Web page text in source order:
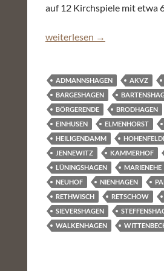
auf 12 Kirchspiele mit etwa
Doberaner Volkszählung
weiterlesen →
ADMANNSHAGEN AKVZ
BARGESHAGEN
BÖRGERENDE
BRODHAGEN
EINHUSEN
ELMENHORST
HEILIGENDAMM
JENNEWITZ
KAMMERHOF
LÜNINGSHAGEN
MARIENEHE
NEUHOF
NIENHAGEN
RETHWISCH
RETSCHOW
SIEVERSHAGEN
WALKENHAGEN